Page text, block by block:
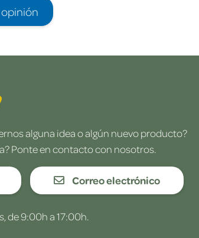
alguna idea o algún nuevo producto?
Ponte en contacto con nosotros.
Correo electrónico
de 9:00h a 17:00h.